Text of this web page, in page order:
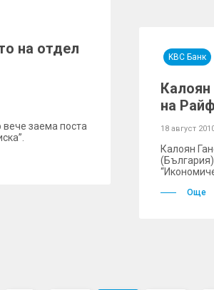
на отдел
заема поста
KBC Банк
Калоян
на
18 август
Калоян
Още